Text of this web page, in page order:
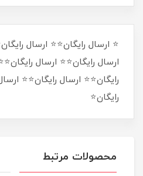
⭐ ارسال رایگان⭐⭐ ارسال
ارسال رایگان⭐⭐ ارسال
رایگان⭐⭐ ارسال رایگان⭐⭐
رایگان⭐
محصولات مرتبط